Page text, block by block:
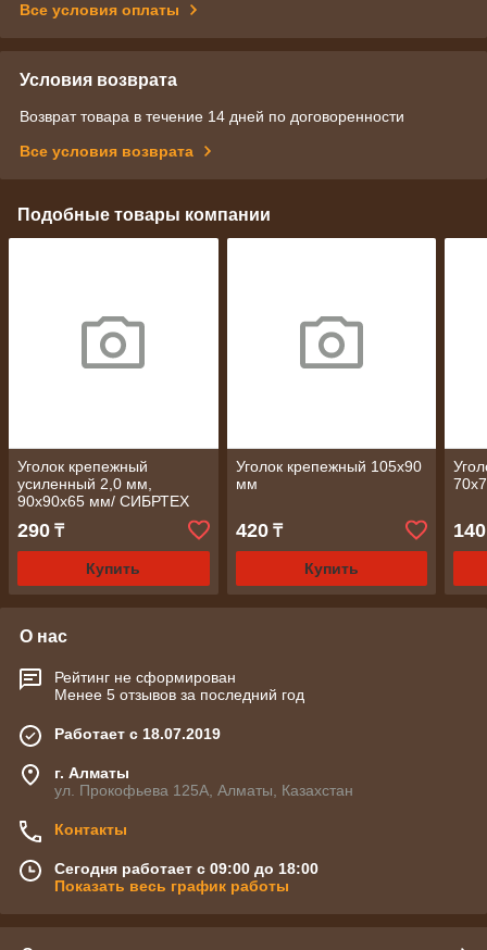
Все условия оплаты
Условия возврата
Возврат товара в течение 14 дней по договоренности
Все условия возврата
Подобные товары компании
Уголок крепежный
усиленный 2,0 мм,
90x90x65 мм/ СИБРТЕХ
290 ₸
Купить
Уголок крепежный 105x90
мм
420₸
Купить
140
О нас
Рейтинг не сформирован
Менее 5 отзывов за последний год
Работает с 18.07.2019
г. Алматы
ул. Прокофьева 125А, Алматы, Казахстан
Контакты
Сегодня работает с 09:00 до 18:00
Показать весь график работы